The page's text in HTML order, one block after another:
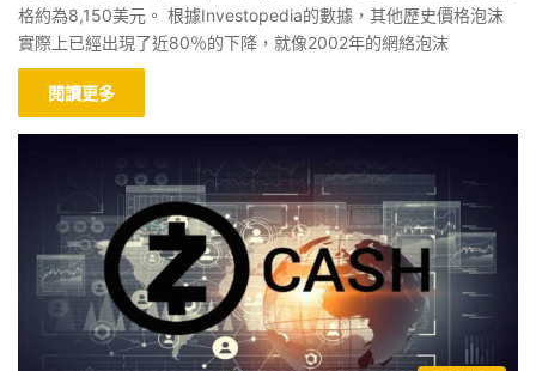
格約為8,150美元。 根據Investopedia的數據，其他歷史價格泡沫
實際上已經出現了近80％的下降，就像2002年的網絡泡沫
閱讀更多